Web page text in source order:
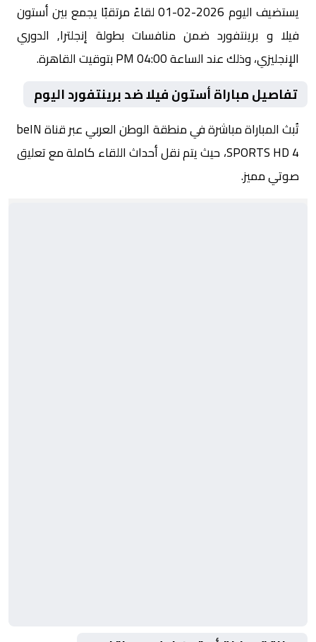
يستضيف اليوم 2026-02-01 لقاءً مرتقبًا يجمع بين أستون
فيلا و برينتفورد ضمن منافسات بطولة إنجلترا, الدوري
الإنجليزي، وذلك عند الساعة 04:00 PM بتوقيت القاهرة.
تفاصيل مباراة أستون فيلا ضد برينتفورد اليوم
تُبث المباراة مباشرة في منطقة الوطن العربي عبر قناة beIN
SPORTS HD 4، حيث يتم نقل أحداث اللقاء كاملة مع تعليق
صوتي مميز.